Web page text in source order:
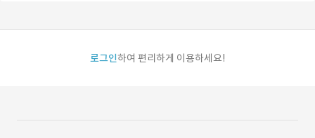
로그인하여 편리하게 이용하세요!